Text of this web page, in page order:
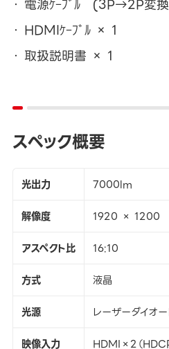
電源ｹｰﾌﾞﾙ (3P→2P変
HDMIｹｰﾌﾞﾙ × 1
取扱説明書 × 1
スペック概要
光出力
7000lm
解像度
1920 × 1200
アスペクト比
16:10
方式
液晶
光源
レーザーダイオ
映像入力
HDMI×2（